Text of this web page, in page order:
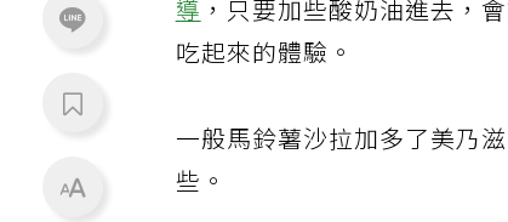
導 ，只要加些酸奶油進去，
吃起來的體驗。
一般馬鈴薯沙拉加多了美乃
些。